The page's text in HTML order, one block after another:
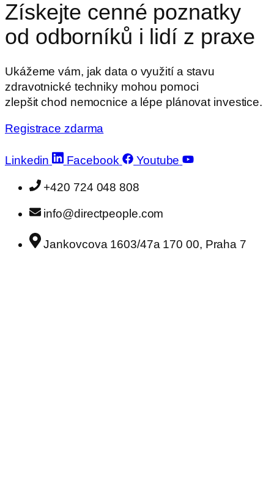
Získejte cenné poznatky
od odborníků i lidí z praxe
Ukážeme vám, jak data o využití a stavu
zdravotnické techniky mohou pomoci
zlepšit chod nemocnice a lépe plánovat investice.
Registrace zdarma
Linkedin Facebook Youtube
+420 724 048 808
info@directpeople.com
Jankovcova 1603/47a 170 00, Praha 7